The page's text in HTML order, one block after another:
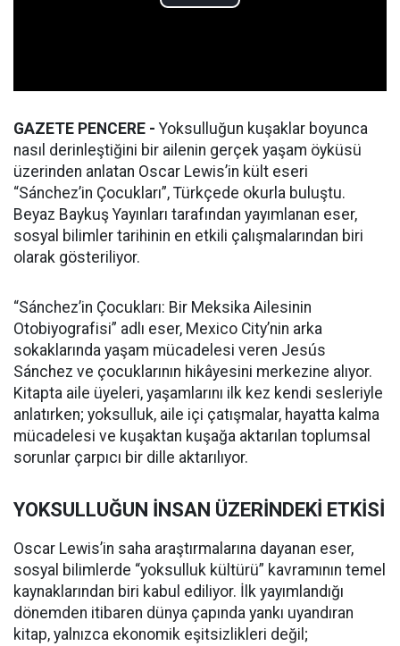
GAZETE PENCERE - Yoksulluğun kuşaklar boyunca
nasıl derinleştiğini bir ailenin gerçek yaşam öyküsü
üzerinden anlatan Oscar Lewis’in kült eseri
“Sánchez’in Çocukları”, Türkçede okurla buluştu.
Beyaz Baykuş Yayınları tarafından yayımlanan eser,
sosyal bilimler tarihinin en etkili çalışmalarından biri
olarak gösteriliyor.
“Sánchez’in Çocukları: Bir Meksika Ailesinin
Otobiyografisi” adlı eser, Mexico City’nin arka
sokaklarında yaşam mücadelesi veren Jesús
Sánchez ve çocuklarının hikâyesini merkezine alıyor.
Kitapta aile üyeleri, yaşamlarını ilk kez kendi sesleriyle
anlatırken; yoksulluk, aile içi çatışmalar, hayatta kalma
mücadelesi ve kuşaktan kuşağa aktarılan toplumsal
sorunlar çarpıcı bir dille aktarılıyor.
YOKSULLUĞUN İNSAN ÜZERİNDEKİ ETKİSİ
Oscar Lewis’in saha araştırmalarına dayanan eser,
sosyal bilimlerde “yoksulluk kültürü” kavramının temel
kaynaklarından biri kabul ediliyor. İlk yayımlandığı
dönemden itibaren dünya çapında yankı uyandıran
kitap, yalnızca ekonomik eşitsizlikleri değil;